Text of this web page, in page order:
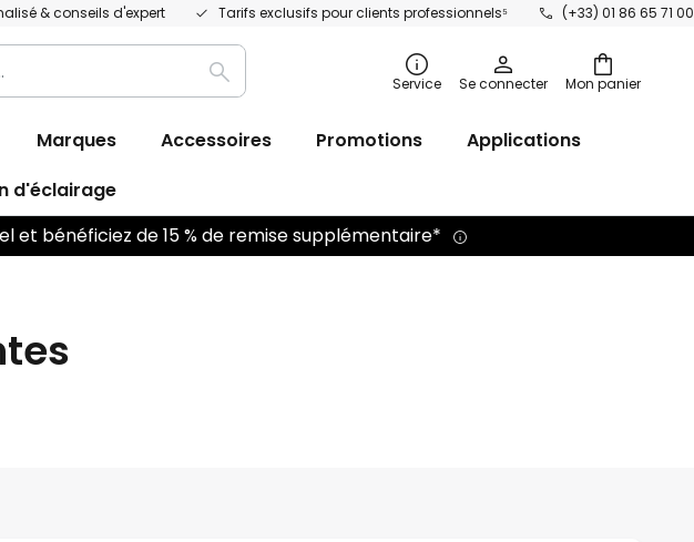
& conseils d'expert Tarifs exclusifs pour clients professionnels⁵ (+33) 01 86 65 71 00
Mon panier
Recherche Service Se connecter
Marques Accessoires Promotions
Applications
d'éclairage
bénéficiez de 15 % de remise supplémentaire*